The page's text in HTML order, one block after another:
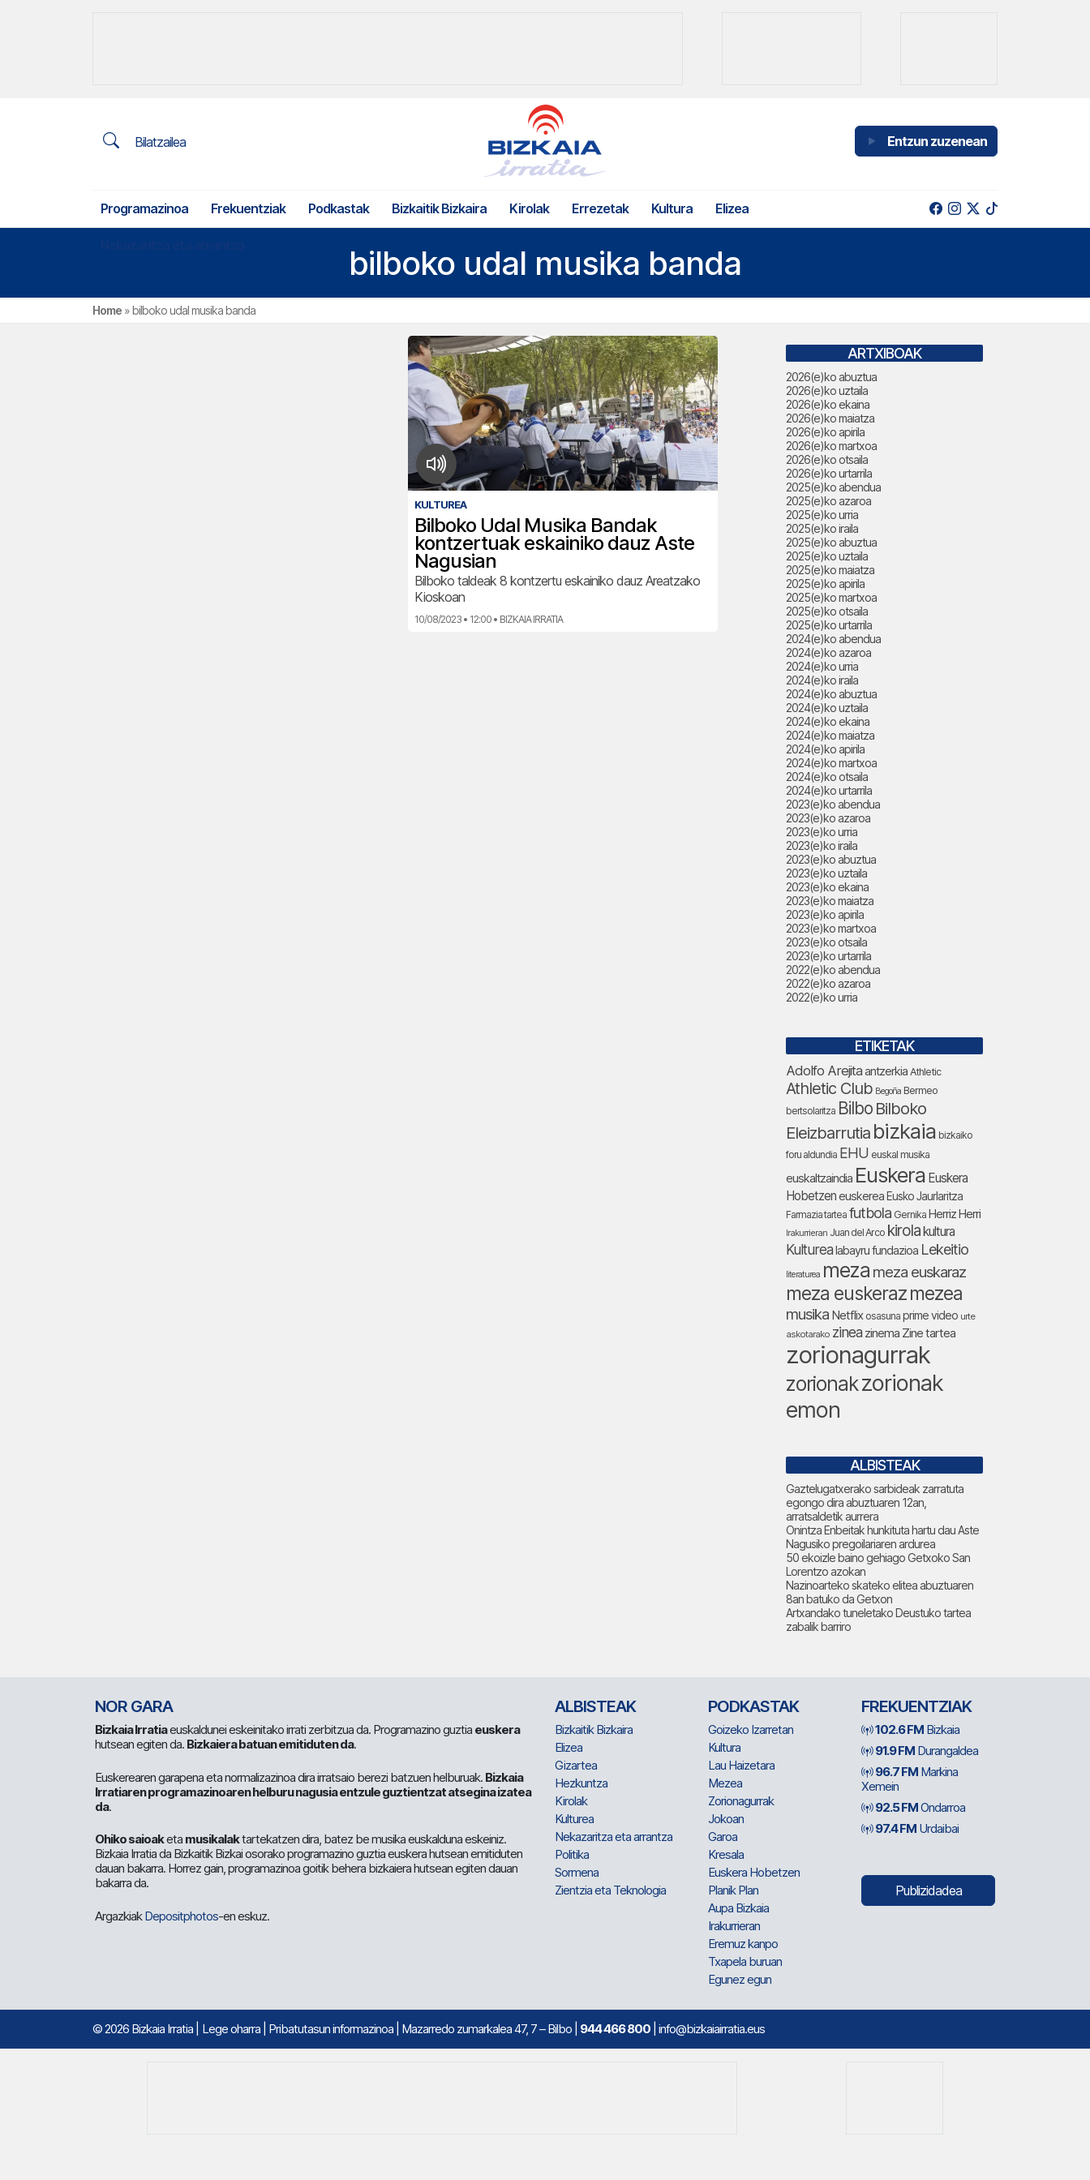
Bilatzailea Entzun zuzenean
Programazinoa Frekuentziak Podkastak Bizkaitik Bizkaira Kirolak Errezetak Kultura Elizea
bilboko udal musika banda
Home »bilboko udal musika banda
KULTUREA
Bilboko Udal Musika Bandak
kontzertuak eskainiko dauz Aste
Nagusian
Bilboko taldeak 8 kontzertu eskainiko dauz Areatzako
Kioskoan
10/08/2023 • 12:00 • BIZKAIA IRRATIA
ARTXIBOAK
2026(e)ko abuztua
2026(e)ko uztaila
2026(e)ko ekaina
2026(e)ko maiatza
2026(e)ko apirila
2026(e)ko martxoa
2026(e)ko otsaila
2026(e)ko urtarrila
2025(e)ko abendua
2025(e)ko azaroa
2025(e)ko urria
2025(e)ko iraila
2025(e)ko abuztua
2025(e)ko uztaila
2025(e)ko maiatza
2025(e)ko apirila
2025(e)ko martxoa
2025(e)ko otsaila
2025(e)ko urtarrila
2024(e)ko abendua
2024(e)ko azaroa
2024(e)ko urria
2024(e)ko iraila
2024(e)ko abuztua
2024(e)ko uztaila
2024(e)ko ekaina
2024(e)ko maiatza
2024(e)ko apirila
2024(e)ko martxoa
2024(e)ko otsaila
2024(e)ko urtarrila
2023(e)ko abendua
2023(e)ko azaroa
2023(e)ko urria
2023(e)ko iraila
2023(e)ko abuztua
2023(e)ko uztaila
2023(e)ko ekaina
2023(e)ko maiatza
2023(e)ko apirila
2023(e)ko martxoa
2023(e)ko otsaila
2023(e)ko urtarrila
2022(e)ko abendua
2022(e)ko azaroa
2022(e)ko urria
ETIKETAK
Adolfo Arejitaantzerkia Athletic
Athletic Club Begoña Bermeo
bertsolaritza Bilbo Bilboko
Eleizbarrutia bizkaia bizkaiko
foru aldundia EHU euskal musika
euskaltzaindia Euskera Euskera
Hobetzeneuskerea Eusko Jaurlaritza
Farmazia tartea futbola Gernika Herriz Herri
Irakurrieran Juan del Arco kirola kultura
Kulturealabayru fundazioa Lekeitio
literaturea meza meza euskaraz
meza euskerazmezea
musika Netflix osasuna prime video urte
askotarako zinea zinema Zine tartea
zorionagurrak
zorionakzorionak
emon
ALBISTEAK
Gaztelugatxerako sarbideak zarratuta
egongo dira abuztuaren 12an,
arratsaldetik aurrera
Onintza Enbeitak hunkituta hartu dau Aste
Nagusiko pregoilariaren ardurea
50 ekoizle baino gehiago Getxoko San
Lorentzo azokan
Nazinoarteko skateko elitea abuztuaren
8an batuko da Getxon
Artxandako tuneletako Deustuko tartea
zabalik barriro
NOR GARA
Bizkaia Irratiaeuskaldunei eskeinitako irrati zerbitzua da. Programazino guztia euskera
hutsean egiten da. Bizkaiera batuan emitiduten da.
Euskerearen garapena eta normalizazinoa dira irratsaio berezi batzuen helburuak. Bizkaia
Irratiaren programazinoaren helburu nagusia entzule guztientzat atsegina izatea
da.
Ohiko saioaketa musikalaktartekatzen dira, batez be musika euskalduna eskeiniz.
Bizkaia Irratia da Bizkaitik Bizkai osorako programazino guztia euskera hutsean emitiduten
dauan bakarra. Horrez gain, programazinoa goitik behera bizkaiera hutsean egiten dauan
bakarra da.
ArgazkiakDepositphotos-en eskuz.
ALBISTEAK
Bizkaitik Bizkaira
Elizea
Gizartea
Hezkuntza
Kirolak
Kulturea
Nekazaritza eta arrantza
Politika
Sormena
Zientzia eta Teknologia
PODKASTAK
Goizeko Izarretan
Kultura
Lau Haizetara
Mezea
Zorionagurrak
Jokoan
Garoa
Kresala
Euskera Hobetzen
Planik Plan
Aupa Bizkaia
Irakurrieran
Eremuz kanpo
Txapela buruan
Egunez egun
FREKUENTZIAK
102.6 FM Bizkaia
91.9 FM Durangaldea
96.7 FM Markina
Xemein
92.5 FMOndarroa
97.4 FM Urdaibai
Publizidadea
© 2026 Bizkaia Irratia Lege oharra Pribatutasun informazinoa | Mazarredo zumarkalea 47, 7 – Bilbo | 944 466 800 | info@bizkaiairratia.eus